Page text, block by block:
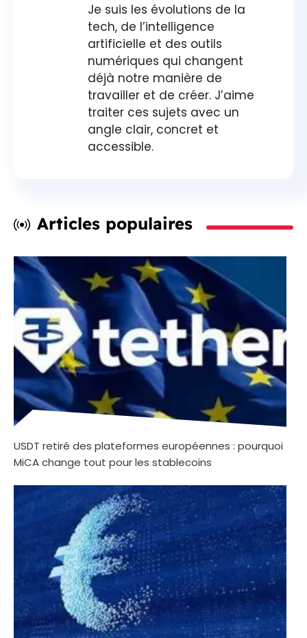
Je suis les évolutions de la
tech, de l’intelligence
artificielle et des outils
numériques qui changent
déjà notre manière de
travailler et de créer. J’aime
traiter ces sujets avec un
angle clair, concret et
accessible.
Articles populaires
USDT retiré des plateformes européennes : pourquoi
MiCA change tout pour les stablecoins